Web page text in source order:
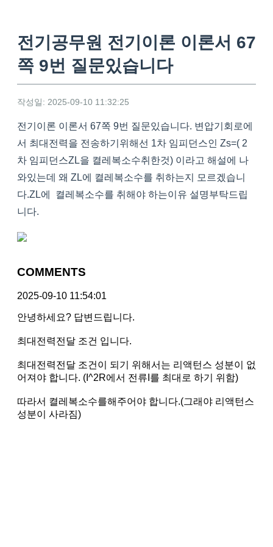
전기공무원 전기이론 이론서 67
쪽 9번 질문있습니다
작성일: 2025-09-10 11:32:25
전기이론 이론서 67쪽 9번 질문있습니다. 변압기회로에
서 최대전력을 전송하기위해선 1차 임피던스인 Zs=( 2
차 임피던스ZL을 켤레복소수취한것) 이라고 해설에 나
와있는데 왜 ZL에 켤레복소수를 취하는지 모르겠습니
다.ZL에 켤레복소수를 취해야 하는이유 설명부탁드립
니다.
COMMENTS
2025-09-10 11:54:01
안녕하세요? 답변드립니다.
최대전력전달 조건 입니다.
최대전력전달 조건이 되기 위해서는 리액턴스 성분이 없
어져야 합니다. (I^2R에서 전류I를 최대로 하기 위함)
따라서 켤레복소수를해주어야 합니다.(그래야 리액턴스
성분이 사라짐)